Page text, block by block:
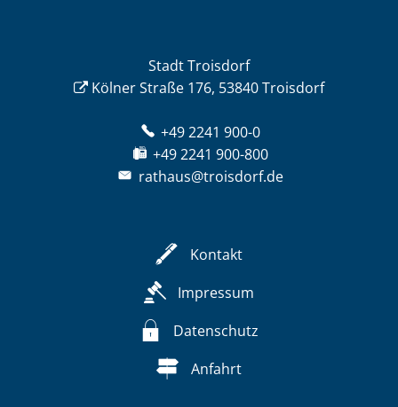
Stadt Troisdorf
Kölner Straße 176, 53840 Troisdorf
+49 2241 900-0
+49 2241 900-800
rathaus@troisdorf.de
Kontakt
Impressum
Datenschutz
Anfahrt